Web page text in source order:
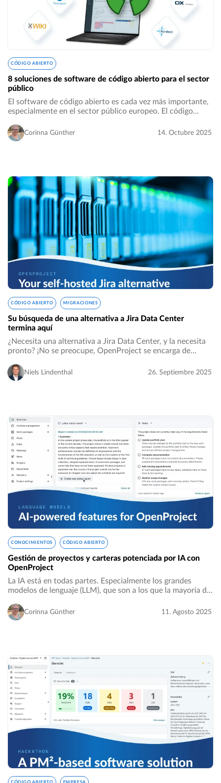
CÓDIGO ABIERTO
8 soluciones de software de código abierto para el sector
público
El software de código abierto es cada vez más importante,
especialmente en el sector público europeo. El código
segmentos del mismo, permitiendo…
Corinna Günther 14. Octubre 2025
CÓDIGO ABIERTO MIGRACIONES
Su búsqueda de una alternativa a Jira Data Center
termina aquí
¿Necesita una alternativa a Jira Data Center, y la necesita
pronto? ¡No se preocupe, OpenProject se encarga de
Niels Lindenthal 26. Septiembre 2025
CONOCIMIENTOS CÓDIGO ABIERTO
Gestión de proyectos y carteras potenciada por IA con
OpenProject
La IA está en todas partes. Especialmente los grandes
modelos de lenguaje (LLM), que son a los que la mayoría de
modelos se están convirtiendo en…
Corinna Günther 11. Agosto 2025